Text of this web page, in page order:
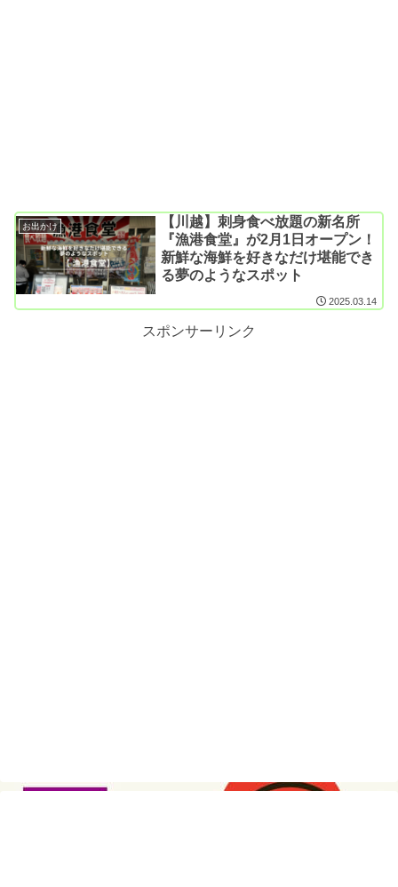
お出かけ
【川越】刺身食べ放題の新名所
『漁港食堂』が2月1日オープン！
新鮮な海鮮を好きなだけ堪能でき
る夢のようなスポット
2025.03.14
スポンサーリンク